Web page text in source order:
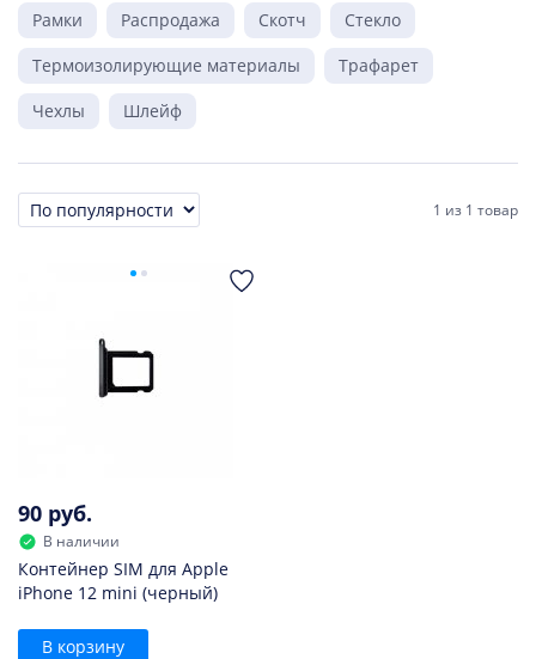
Рамки
Распродажа Скотч
Стекло
Термоизолирующие материалы
Трафарет
Чехлы
Шлейф
Сортировка 1 из 1 товар
90 руб.
В наличии
Контейнер SIM для Apple
iPhone 12 mini (черный)
В корзину